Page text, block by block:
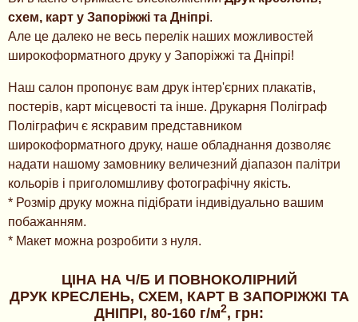
схем, карт у Запоріжжі та Дніпрі.
Але це далеко не весь перелік наших можливостей
широкоформатного друку у Запоріжжі та Дніпрі!
Наш салон пропонує вам друк інтер'єрних плакатів,
постерів, карт місцевості та інше. Друкарня Поліграф
Поліграфич є яскравим представником
широкоформатного друку, наше обладнання дозволяє
надати нашому замовнику величезний діапазон палітри
кольорів і приголомшливу фотографічну якість.
* Розмір друку можна підібрати індивідуально вашим
побажанням.
* Макет можна розробити з нуля.
ЦІНА НА Ч/Б И ПОВНОКОЛІРНИЙ
ДРУК КРЕСЛЕНЬ, СХЕМ, КАРТ В ЗАПОРІЖЖІ ТА
ДНІПРІ, 80-160 г/м2, грн: